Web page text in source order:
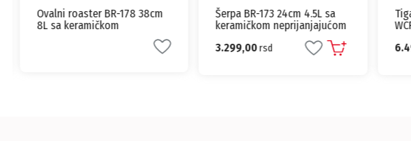
Ovalni roaster BR-178 38cm
8L sa keramičkom
neprijanjajućom podlogom
Šerpa BR-173 24cm 4.5L sa
keramičkom neprijanjajućom
3.299,00rsd